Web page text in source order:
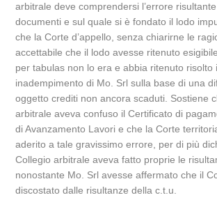
arbitrale deve comprendersi l’errore
documenti e sul quale si è fondato il lodo
che la Corte d’appello, senza chiarirne le
accettabile che il lodo avesse ritenuto
per tabulas non lo era e abbia ritenuto risolto
inadempimento di Mo. Srl sulla base di una
oggetto crediti non ancora scaduti. Sostiene
arbitrale aveva confuso il Certificato di
di Avanzamento Lavori e che la Corte
aderito a tale gravissimo errore, per di più
Collegio arbitrale aveva fatto proprie le
nonostante Mo. Srl avesse affermato che il
discostato dalle risultanze della c.t.u.